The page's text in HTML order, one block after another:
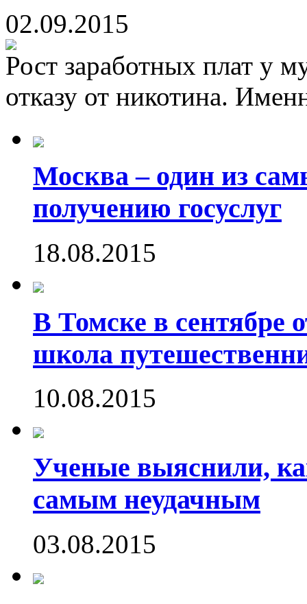
02.09.2015
Рост заработных плат у
отказу от никотина.
Москва – один из
получению госуслуг
18.08.2015
В Томске в сентябре
школа
10.08.2015
Ученые выяснили,
самым неудачным
03.08.2015